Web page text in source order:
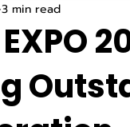
YAPI
Rawamangun
EXPO
3 min read